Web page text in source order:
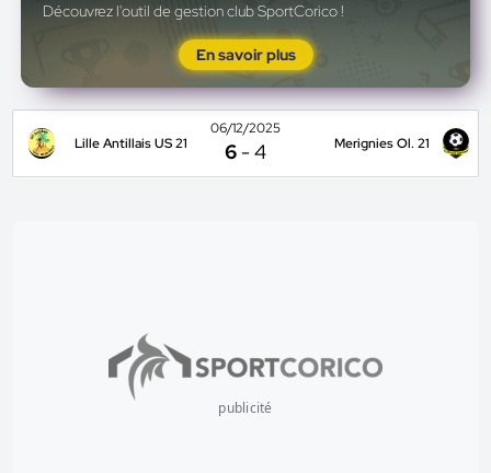
Découvrez l'outil de gestion club SportCorico !
En savoir plus
Lille Antillais US 21
06/12/2025
6 -4 Merignies Ol. 21
publicité